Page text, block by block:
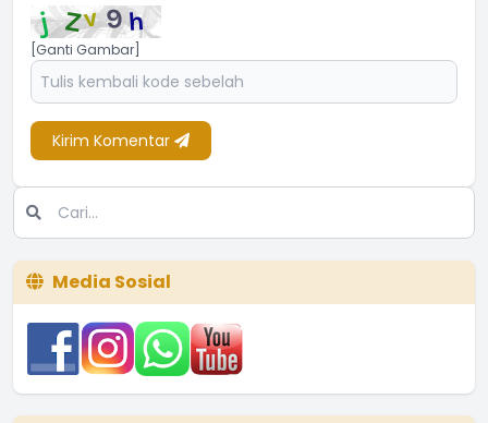
[Ganti Gambar]
Kirim Komentar
Media Sosial